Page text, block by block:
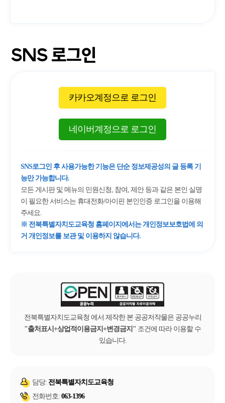
SNS 로그인
카카오계정으로 로그인
네이버계정으로 로그인
SNS로그인 후 사용가능한 기능은 단순 정보제공성의 글 등록 기
능만 가능합니다.
모든 게시판 및 메뉴의 민원신청, 참여, 제안 등과 같은 본인 실명
이 필요한 서비스는 휴대전화/아이핀 본인인증 로그인을 이용해
주세요.
※ 전북특별자치도교육청 홈페이지에서는 개인정보보호법에 의
거 개인정보를 보관 및 이용하지 않습니다.
전북특별자치도교육청 에서 제작한 본 공공저작물은 공공누리
출처표시+상업적이용금지+변경금지
조건에 따라 이용할 수
있습니다.
담당: 전북특별자치도교육청
전화번호: 063-1396